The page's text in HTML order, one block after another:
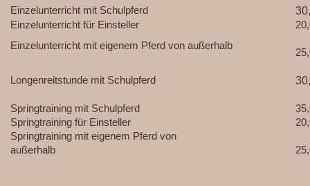
Einzelunterricht mit Schulpferd
Einzelunterricht für Einsteller
Einzelunterricht mit eigenem Pferd von außerhalb
Longenreitstunde mit Schulpferd
Springtraining mit Schulpferd
Springtraining für Einsteller
Springtraining mit eigenem Pferd von
außerhalb